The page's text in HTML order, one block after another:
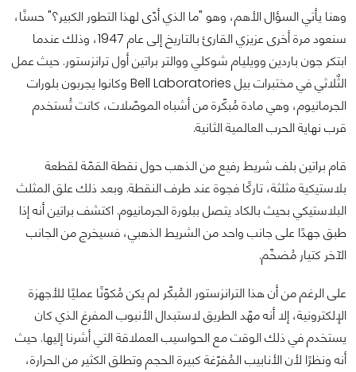
وهنا يأتي السؤال الأهم، وهو "ما الذي أدّى لهذا التطور الكبير؟" حسنًا،
سنعود مرة أخرى عزيزي القارئ بالتاريخ إلى عام 1947، وذلك عندما
ابتكر جون باردين وويليام شوكلي ووالتر براتين أول ترانزستور. حيث عمل
الثٌلاثي في مختبرات بيل Bell Laboratories وكانوا يجربون بلورات
الجرمانيوم، وهي مادة مُبكّرة من أشباه الموصّلات، كانت تُستخدم
قرب نهاية الحرب العالمية الثانية.
قام براتين بلف شريط رفيع من الذهب حول نقطة القمّة لقطعة
بلاستيكية مثلثة، تاركًا فجوة عند طرف النقطة. وبعد ذلك علق المثلث
البلاستيكي بحيث بالكاد يتصل ببلورة الجرمانيوم. اكتشف براتين أنه إذا
طبق جهدًا على جانب واحد من الشريط الذهبي، فسيخرج من الجانب
الآخر كتيار مُضخّم.
على الرغم من أن هذا الترانزستور المُبكّر لم يكن مُكوّنًا عمليًا للأجهزة
الإلكترونية، إلا أنه مهّد الطريق لاستبدال الأنبوب المفرغ الذي كان
يستخدم في ذلك الوقت مع الحواسيب العملاقة التي أشرنا إليها. حيث
أنه ونظرًا لأن الأنابيب المُفرّغة كبيرة الحجم وتطلق الكثير من الحرارة،